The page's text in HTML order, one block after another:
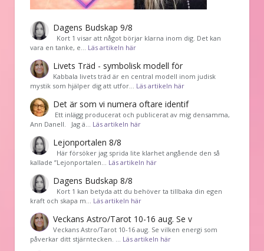
Dagens Budskap 9/8
Kort 1 visar att något börjar klarna inom dig. Det kan
vara en tanke, e… Läs artikeln här
Livets Träd - symbolisk modell för
Kabbala livets träd är en central modell inom judisk
mystik som hjälper dig att utfor… Läs artikeln här
Det är som vi numera oftare identif
͏ Ett inlägg producerat och publicerat av mig densamma,
Ann Danell. Jag ä… Läs artikeln här
Lejonportalen 8/8
Här försöker jag sprida lite klarhet angående den så
kallade ”Lejonportalen… Läs artikeln här
Dagens Budskap 8/8
Kort 1 kan betyda att du behöver ta tillbaka din egen
kraft och skapa m… Läs artikeln här
Veckans Astro/Tarot 10-16 aug. Se v
Veckans Astro/Tarot 10-16 aug. Se vilken energi som
påverkar ditt stjärntecken. … Läs artikeln här